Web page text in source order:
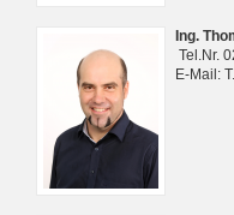
Ing.
Tel.Nr.
E-Mail: